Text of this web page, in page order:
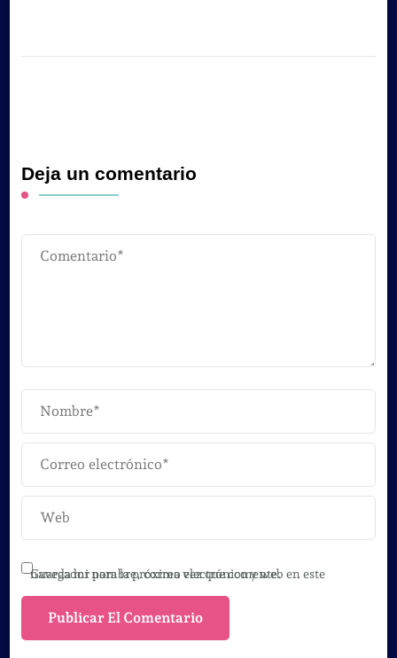
Deja un comentario
Guarda mi nombre, correo electrónico y web en este navegador para la próxima vez que comente.